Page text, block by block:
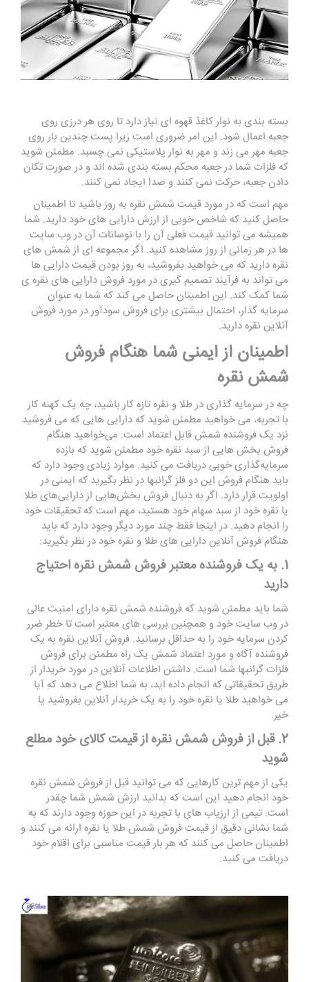
بسته بندی به نوار کاغذ قهوه ای نیاز دارد تا روی هر درزی روی
جعبه اعمال شود. این امر ضروری است زیرا پست چندین بار روی
جعبه مهر می زند و مهر به نوار پلاستیکی نمی چسبد. مطمئن شوید
که فلزات شما در جعبه محکم بسته بندی شده اند و در صورت تکان
دادن جعبه، حرکت نمی کنند و صدا ایجاد نمی کنند.
مهم است که در مورد قیمت شمش نقره به روز باشید تا اطمینان
حاصل کنید که شاخص خوبی از ارزش دارایی های خود دارید. شما
همیشه می توانید قیمت فعلی آن را با نوسانات آن در وب سایت
ها در هر زمانی از روز مشاهده کنید. اگر مجموعه ای از شمش های
نقره دارید که می خواهید بفروشید، به روز بودن قیمت دارایی ها
می تواند به فرآیند تصمیم گیری در مورد فروش دارایی های نقره ی
شما کمک کند. این اطمینان حاصل می کند که شما به عنوان
سرمایه گذار، احتمال بیشتری برای فروش سودآور در مورد فروش
آنلاین نقره دارید.
اطمینان از ایمنی شما هنگام فروش
شمش نقره
چه در سرمایه گذاری در طلا و نقره تازه کار باشید، چه یک کهنه کار
با تجربه، می خواهید مطمئن شوید که دارایی هایی که می فروشید
نزد یک فروشنده شمش قابل اعتماد است. می‌خواهید هنگام
فروش بخش‌ هایی از سبد نقره خود مطمئن شوید که بازده
سرمایه‌گذاری خوبی دریافت می ‌کنید. موارد زیادی وجود دارد که
باید هنگام فروش این دو فلز گرانبها در نظر بگیرید که ایمنی در
اولویت قرار دارد. اگر به دنبال فروش بخش‌هایی از دارایی‌های طلا
یا نقره خود از سبد سهام خود هستید، مهم است که تحقیقات خود
را انجام دهید. در اینجا فقط چند مورد دیگر وجود دارد که باید
هنگام فروش آنلاین دارایی های طلا و نقره خود در نظر بگیرید:
1. به یک فروشنده معتبر فروش شمش نقره احتیاج
دارید
شما باید مطمئن شوید که فروشنده شمش نقره دارای امنیت عالی
در وب سایت خود و همچنین بررسی های معتبر است تا خطر ضرر
کردن سرمایه خود را به حداقل برسانید. فروش آنلاین نقره به یک
فروشنده آگاه و مورد اعتماد شمش یک راه مطمئن برای فروش
فلزات گرانبها شما است. داشتن اطلاعات آنلاین در مورد خریدار از
طریق تحقیقاتی که انجام داده اید، به شما اطلاع می دهد که آیا
می خواهید طلا یا نقره خود را به یک خریدار آنلاین بفروشید یا
خیر.
2. قبل از فروش شمش نقره از قیمت کالای خود مطلع
شوید
یکی از مهم ترین کارهایی که می توانید قبل از فروش شمش نقره
خود انجام دهید این است که بدانید ارزش شمش شما چقدر
است. تیمی از ارزیاب ‌های با تجربه در این حوزه وجود دارند که به
شما نشانی دقیق از قیمت فروش شمش طلا یا نقره ارائه می ‌کنند و
اطمینان حاصل می ‌کنند که هر بار قیمت مناسبی برای اقلام خود
دریافت می ‌کنید.